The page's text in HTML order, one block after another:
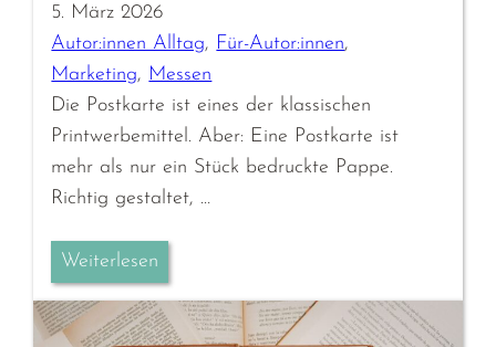
5. März 2026
Autor:innen Alltag, Für-Autor:innen
Marketing, Messen
Die Postkarte ist eines der klassischen
Printwerbemittel. Aber: Eine Postkarte ist
mehr als nur ein Stück bedruckte Pappe.
Richtig gestaltet, …
Weiterlesen